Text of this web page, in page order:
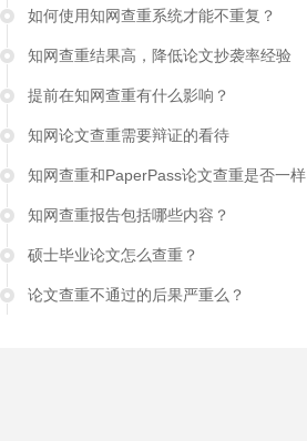
如何使用知网查重系统才能不重复？
知网查重结果高，降低论文抄袭率经验
提前在知网查重有什么影响？
知网论文查重需要辩证的看待
知网查重和PaperPass论文查重是否一样
知网查重报告包括哪些内容？
硕士毕业论文怎么查重？
论文查重不通过的后果严重么？